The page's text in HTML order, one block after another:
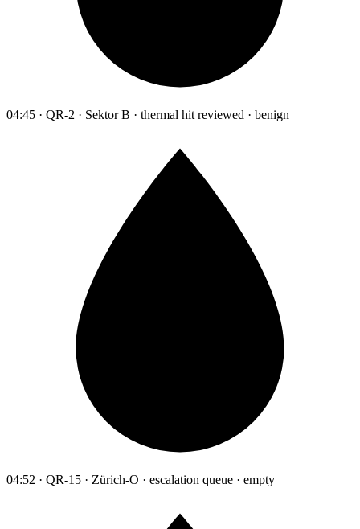
04:45 · QR-2 · Sektor B · thermal hit reviewed · benign
04:52 · QR-15 · Zürich-O · escalation queue · empty